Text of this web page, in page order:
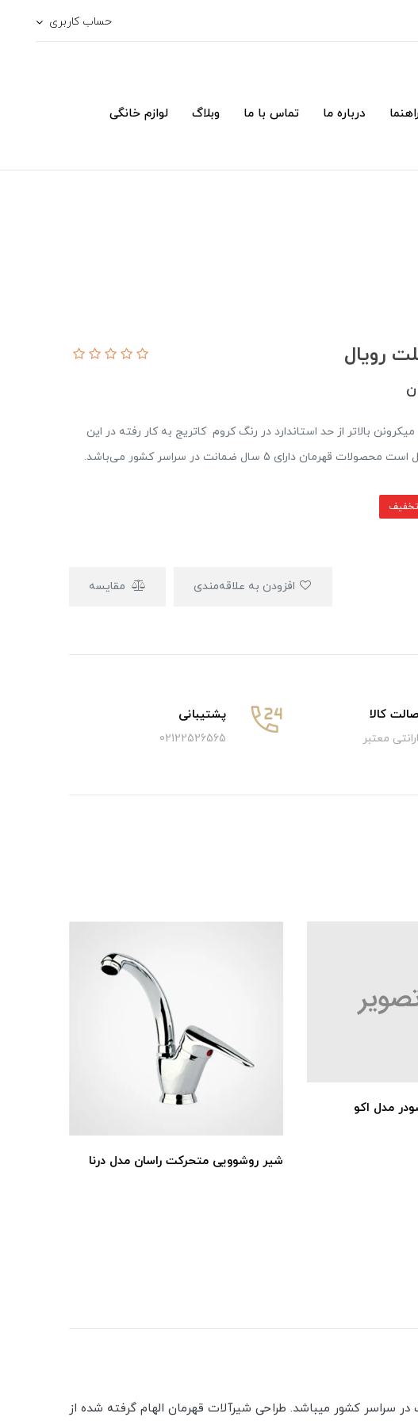
حساب کاربری
درباره ما تماس با ما وبلاگ لوازم خانگی
رویال
میکرونن بالاتر از حد استاندارد در رنگ کروم کاتریج به کار رفته در این
دارای 5 سال ضمانت در سراسر کشور می‌باشد.
مقایسه
کالا
معتبر
پشتیبانی
02122526565
مدل اکو
شیر روشوویی متحرکت راسان مدل درنا
شیرآلات ساخت کشور اسپانیا با برند سدال است محصولات قهرمان دارای 5 سال ضمانت در سراسر کشور میباشد. طراحی شیرآلات قهرمان الهام گرفته شده از